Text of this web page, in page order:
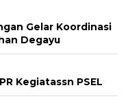
Gelar Koordinasi
Degayu
Kegiatassn PSEL